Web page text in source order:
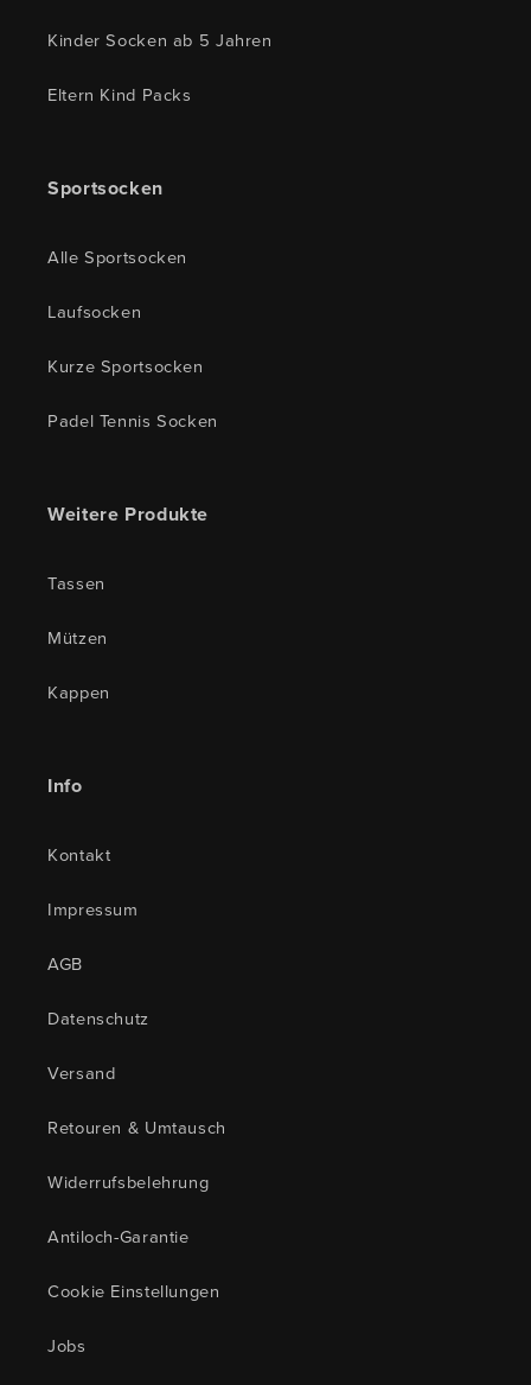
Kinder Socken ab 5 Jahren
Eltern Kind Packs
Sportsocken
Alle Sportsocken
Laufsocken
Kurze Sportsocken
Padel Tennis Socken
Weitere Produkte
Tassen
Mützen
Kappen
Info
Kontakt
Impressum
AGB
Datenschutz
Versand
Retouren & Umtausch
Widerrufsbelehrung
Antiloch-Garantie
Cookie Einstellungen
Jobs